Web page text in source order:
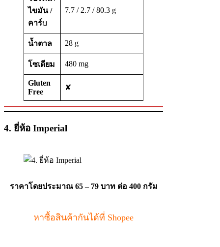
ไขมัน /
คาร์บ
7.7 / 2.7 / 80.3 g
น้ำตาล 28 g
โซเดียม 480 mg
Gluten
Free
✘
4. ยี่ห้อ Imperial
ราคาโดยประมาณ 65 – 79 บาทต่อ 400 กรัม
หาซื้อสินค้ากันได้ที่ Shopee